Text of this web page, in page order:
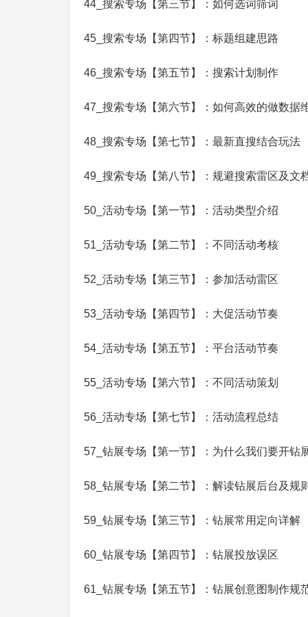
44_搜索专场【第三节】：如何选词筛词
45_搜索专场【第四节】：标题组建思路
46_搜索专场【第五节】：搜索计划制作
47_搜索专场【第六节】：如何高效的做数据
48_搜索专场【第七节】：最新直搜结合玩法
49_搜索专场【第八节】：规避搜索雷区及文
50_活动专场【第一节】：活动类型介绍
51_活动专场【第二节】：不同活动考核
52_活动专场【第三节】：参加活动雷区
53_活动专场【第四节】：大促活动节奏
54_活动专场【第五节】：平台活动节奏
55_活动专场【第六节】：不同活动策划
56_活动专场【第七节】：活动流程总结
57_钻展专场【第一节】：为什么我们要开钻
58_钻展专场【第二节】：解读钻展后台及规则
59_钻展专场【第三节】：钻展常用定向详解
60_钻展专场【第四节】：钻展投放误区
61_钻展专场【第五节】：钻展创意图制作规